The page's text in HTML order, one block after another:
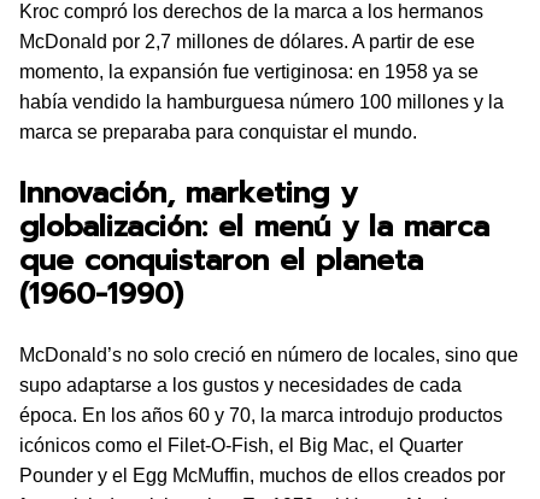
Kroc compró los derechos de la marca a los hermanos
McDonald por 2,7 millones de dólares. A partir de ese
momento, la expansión fue vertiginosa: en 1958 ya se
había vendido la hamburguesa número 100 millones y la
marca se preparaba para conquistar el mundo.
Innovación, marketing y
globalización: el menú y la marca
que conquistaron el planeta
(1960-1990)
McDonald’s no solo creció en número de locales, sino que
supo adaptarse a los gustos y necesidades de cada
época. En los años 60 y 70, la marca introdujo productos
icónicos como el Filet-O-Fish, el Big Mac, el Quarter
Pounder y el Egg McMuffin, muchos de ellos creados por